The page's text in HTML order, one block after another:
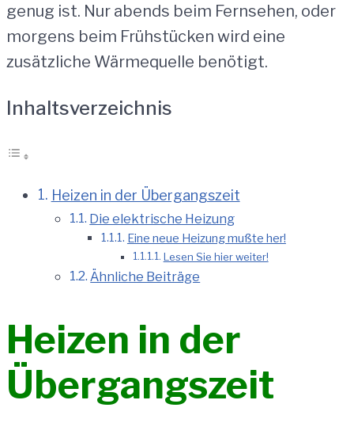
genug ist. Nur abends beim Fernsehen, oder
morgens beim Frühstücken wird eine
zusätzliche Wärmequelle benötigt.
Inhaltsverzeichnis
Heizen in der Übergangszeit
Die elektrische Heizung
Eine neue Heizung mußte her!
Lesen Sie hier weiter!
Ähnliche Beiträge
Heizen in der
Übergangszeit